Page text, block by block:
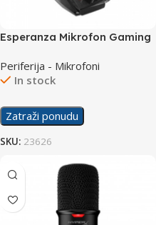
Esperanza Mikrofon Gaming
Periferija - Mikrofoni
In stock
Zatraži ponudu
SKU: 23626